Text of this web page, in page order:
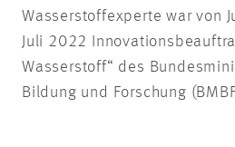
Wasserstoffexperte war von
Juli 2022
Wasserstoff“ des
Bildung und Forschung